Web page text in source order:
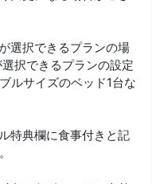
選択できるプランの場
択できるプランの設定
ルサイズのベッド1台な
特典欄に食事付きと記